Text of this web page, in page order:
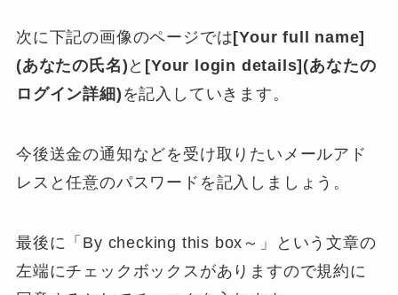
次に下記の画像のページでは [Your full name]
(あなたの氏名) と [Your login details](あなたの
ログイン詳細) を記入していきます。
今後送金の通知などを受け取りたいメールアド
レスと任意のパスワードを記入しましょう。
最後に「By checking this box～」という文章の
左端にチェックボックスがありますので規約に